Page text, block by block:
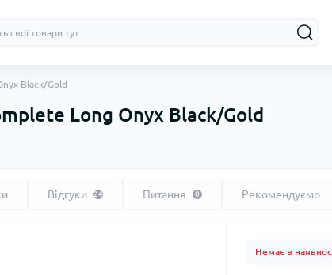
Black/Gold
Long Onyx Black/Gold
Відгуки 24 Питання 0 Рекомендуємо
Немає в